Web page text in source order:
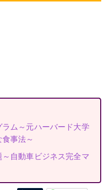
ラム～元ハーバード大学
事法～
自動車ビジネス完全マ